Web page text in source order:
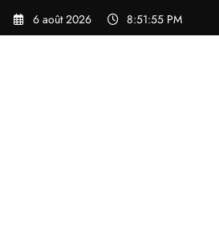
Aller
6 août 2026 8:51:56 PM